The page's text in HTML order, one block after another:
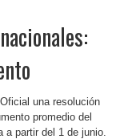
una resolución
promedio del
a partir del 1 de junio.